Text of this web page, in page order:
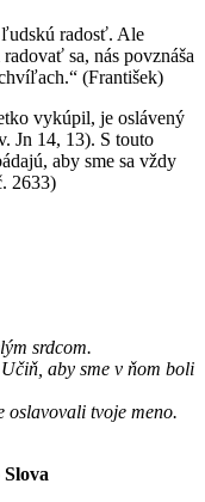
radosť. Ale
sa, nás povznáša
(František)
vykúpil, je oslávený
Jn 14, 13). S touto
aby sme sa vždy
2633)
srdcom.
Učiň, aby sme v ňom boli
oslavovali tvoje meno.